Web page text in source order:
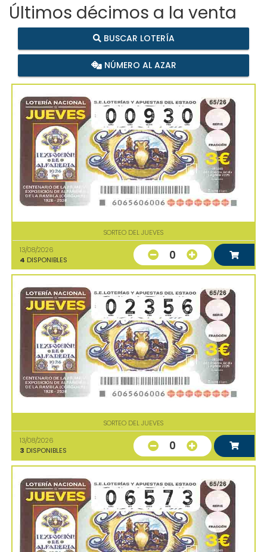
Últimos décimos a la venta
BUSCAR LOTERÍA
NÚMERO AL AZAR
SORTEO DEL JUEVES
13/08/2026
4 DISPONIBLES 0
SORTEO DEL JUEVES
13/08/2026
3 DISPONIBLES 0